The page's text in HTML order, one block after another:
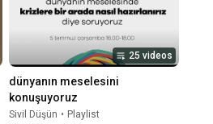
25 videos
dünyanın meselesini
konuşuyoruz
Sivil Düşün • Playlist